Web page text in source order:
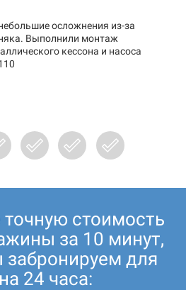
осложнения из-за
Выполнили монтаж
кессона и насоса
точную стоимость
за 10 минут,
для
24 часа: